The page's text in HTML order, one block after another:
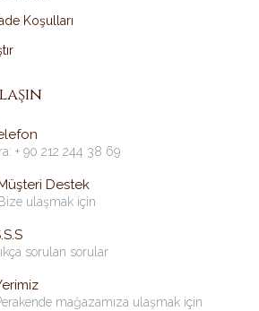
Koşulları
+ 90 212 244 38 69
Destek
Bize ulaşmak için
sorulan sorular
mağazamıza ulaşmak için